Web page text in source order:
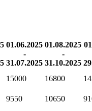
01.06.2025
-
31.07.2025
01.08.2025
-
31.10.2025
15000 16800
9550 10650